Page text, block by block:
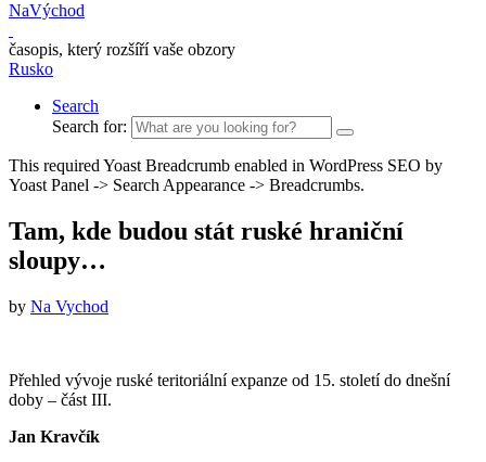
NaVýchod
časopis, který rozšíří vaše obzory
Rusko
Search
Search for:
This required Yoast Breadcrumb enabled in WordPress SEO by
Yoast Panel -> Search Appearance -> Breadcrumbs.
Tam, kde budou stát ruské hraniční
sloupy…
by Na Vychod
Přehled vývoje ruské teritoriální expanze od 15. století do dnešní
doby – část III.
Jan Kravčík